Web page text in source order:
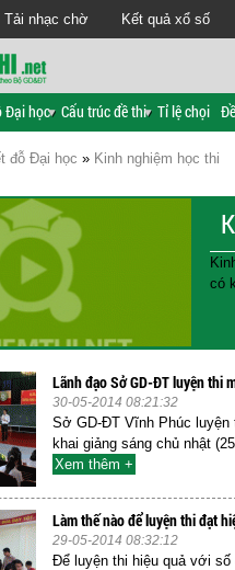
Tải nhạc chờ Kết quả xổ số
Đại học Cấu trúc đề thi Tỉ lệ chọi
đỗ Đại học » Kinh nghiệm học thi
có
Lãnh đạo Sở GD-ĐT luyện thi
30-05-2014 08:21:32
Sở GD-ĐT Vĩnh Phúc
khai giảng sáng chủ nhật
Xem thêm +
Làm thế nào để luyện thi đạt
29-05-2014 08:32:12
Để luyện thi hiệu quả với